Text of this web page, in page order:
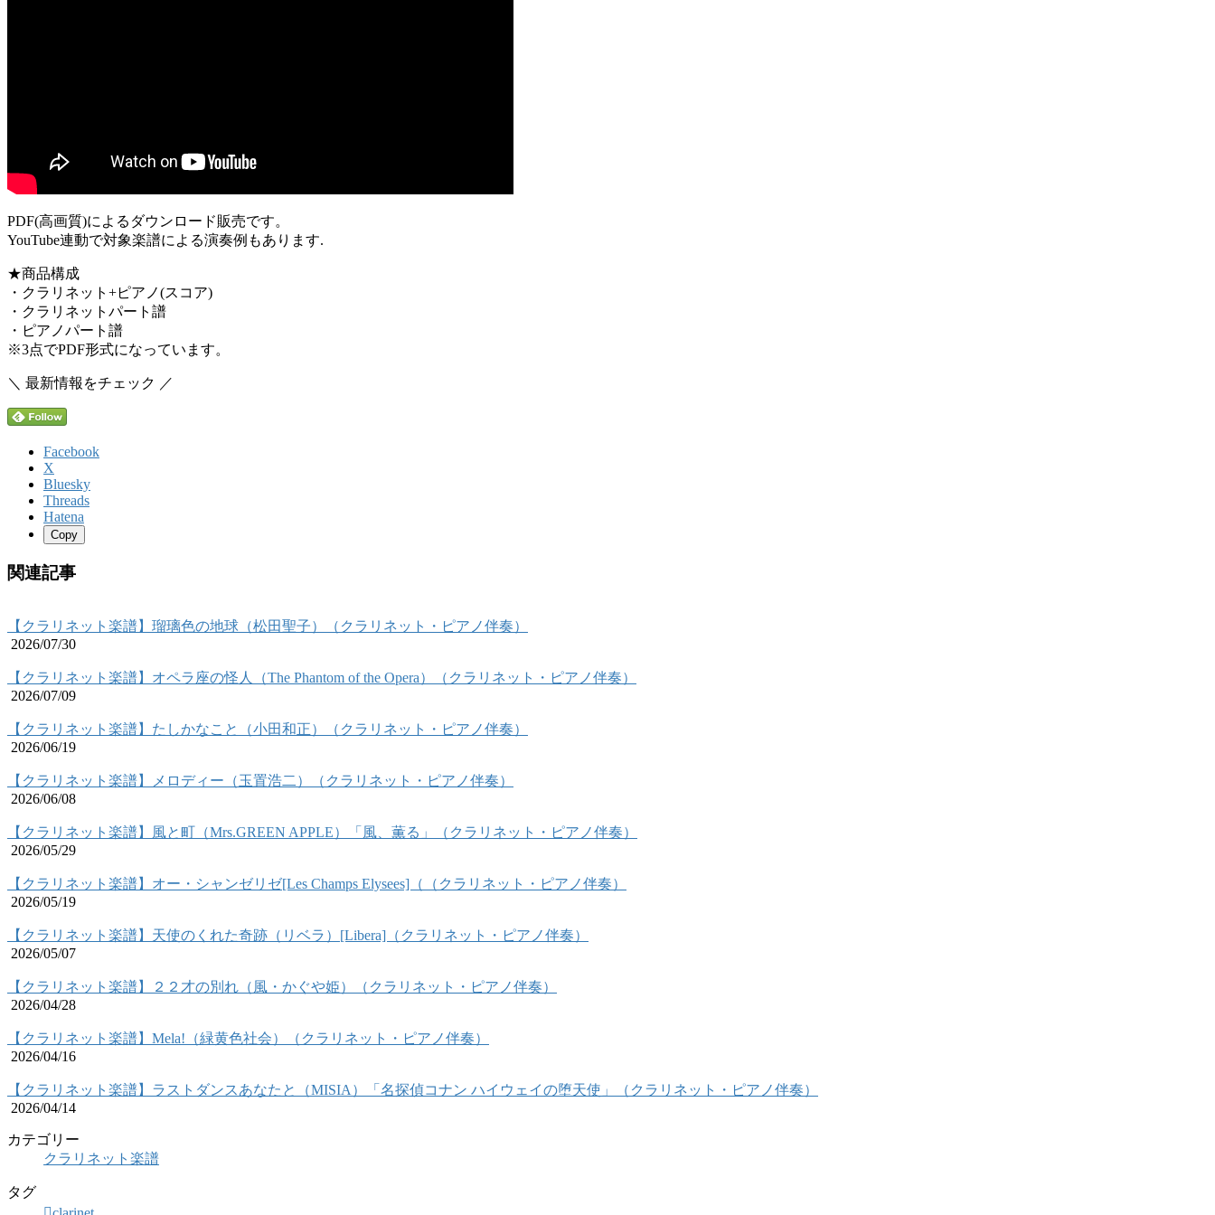
PDF(高画質)によるダウンロード販売です。
YouTube連動で対象楽譜による演奏例もあります.
★商品構成
・クラリネット+ピアノ(スコア)
・クラリネットパート譜
・ピアノパート譜
※3点でPDF形式になっています。
＼ 最新情報をチェック ／
Facebook
X
Bluesky
Threads
Hatena
Copy
関連記事
【クラリネット楽譜】瑠璃色の地球（松田聖子）（クラリネット・ピアノ伴奏）
2026/07/30
【クラリネット楽譜】オペラ座の怪人（The Phantom of the Opera）（クラリネット・ピアノ伴奏）
2026/07/09
【クラリネット楽譜】たしかなこと（小田和正）（クラリネット・ピアノ伴奏）
2026/06/19
【クラリネット楽譜】メロディー（玉置浩二）（クラリネット・ピアノ伴奏）
2026/06/08
【クラリネット楽譜】風と町（Mrs.GREEN APPLE）「風、薫る」（クラリネット・ピアノ伴奏）
2026/05/29
【クラリネット楽譜】オー・シャンゼリゼ[Les Champs Elysees]（（クラリネット・ピアノ伴奏）
2026/05/19
【クラリネット楽譜】天使のくれた奇跡（リベラ）[Libera]（クラリネット・ピアノ伴奏）
2026/05/07
【クラリネット楽譜】２２才の別れ（風・かぐや姫）（クラリネット・ピアノ伴奏）
2026/04/28
【クラリネット楽譜】Mela!（緑黄色社会）（クラリネット・ピアノ伴奏）
2026/04/16
【クラリネット楽譜】ラストダンスあなたと（MISIA）「名探偵コナン ハイウェイの堕天使」（クラリネット・ピアノ伴奏）
2026/04/14
カテゴリー
クラリネット楽譜
タグ